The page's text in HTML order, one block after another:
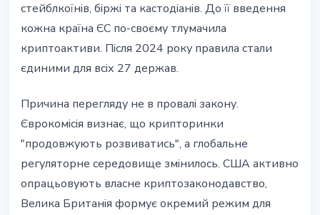
стейблкоїнів, біржі та кастодіанів. До її введення
кожна країна ЄС по-своєму тлумачила
криптоактиви. Після 2024 року правила стали
єдиними для всіх 27 держав.
Причина перегляду не в провалі закону.
Єврокомісія визнає, що крипторинки
"продовжують розвиватись", а глобальне
регуляторне середовище змінилось. США активно
опрацьовують власне криптозаконодавство,
Велика Британія формує окремий режим для